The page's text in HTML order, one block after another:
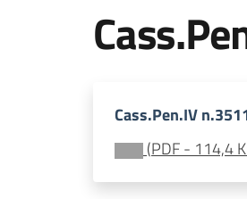
Cass.Pen.IV
(PDF- 114,4